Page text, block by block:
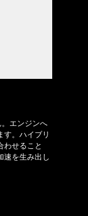
。エンジンへ
す。ハイブリ
わせること
速を生み出し